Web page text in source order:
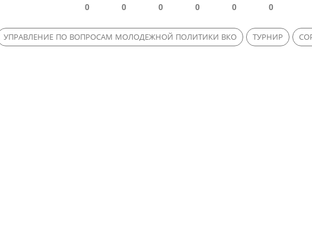
0 0 0 0 0 0
УПРАВЛЕНИЕ ПО ВОПРОСАМ МОЛОДЕЖНОЙ ПОЛИТИКИ ВКО ТУРНИР